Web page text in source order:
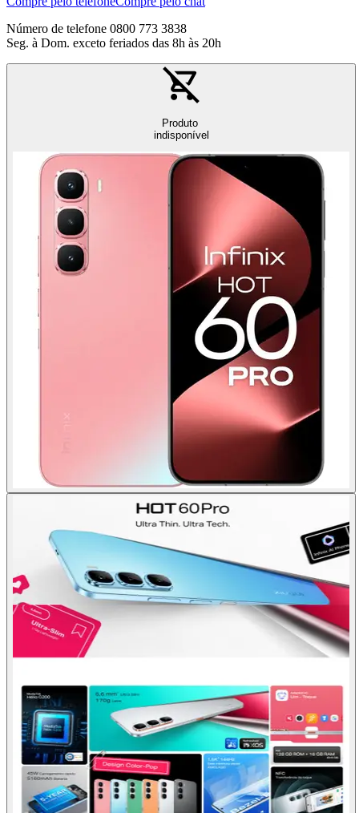
Número de telefone 0800 773 3838
Seg. à Dom. exceto feriados das 8h às 20h
Produto
indisponível